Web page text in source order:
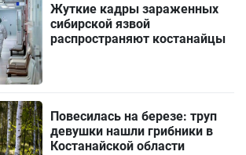
Жуткие кадры зараженных
сибирской язвой
распространяют костанайцы
Повесилась на березе: труп
девушки нашли грибники в
Костанайской области